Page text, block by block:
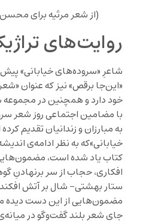
(از شعر مرثیه برای محسن ص
روایت‌های
شاعرِ «سروده‌های خیابانی»
«این‌جا برقص» نیز که عنوان
خود دارد و همچنین در مجموعه
با مضامین اجتماعی روز شعر
به مبارزان و زندانیان تقدیم
خیابانی»که به نظر ادامه‌ی
کتاب یاد شده است،
افکاری، حجاب از سر برنهادنِ
ستار بهشتی- شال بر آتش
مضمون‌هایی از این دست دیده
جای شعر بلند گفت‌وگو در میانه‌ی